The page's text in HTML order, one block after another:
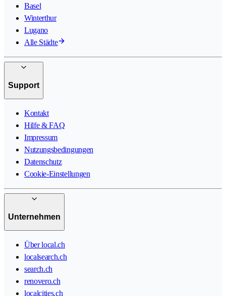
Basel
Winterthur
Lugano
Alle Städte
Support
Kontakt
Hilfe & FAQ
Impressum
Nutzungsbedingungen
Datenschutz
Cookie-Einstellungen
Unternehmen
Über local.ch
localsearch.ch
search.ch
renovero.ch
localcities.ch